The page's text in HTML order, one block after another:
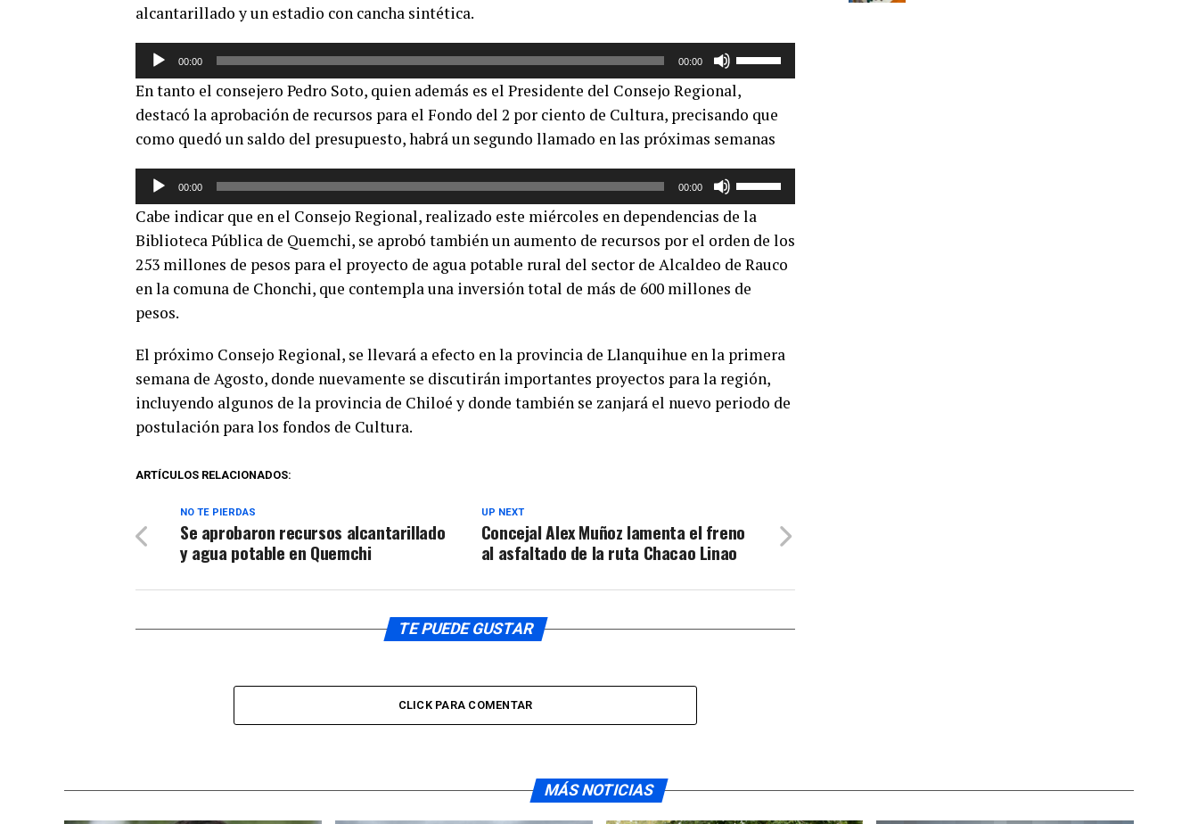
disminuir
el
volumen.
alcantarillado y un estadio con cancha sintética.
Reproductor
audio
00:00 00:00
teclas
de
flecha
para
aumentar
o
disminuir
el
volumen.
En tanto el consejero Pedro Soto, quien además es el Presidente del Consejo Regional,
destacó la aprobación de recursos para el Fondo del 2 por ciento de Cultura, precisando que
como quedó un saldo del presupuesto, habrá un segundo llamado en las próximas semanas
Reproductor
audio
00:00 00:00
teclas
de
flecha
arriba/abajo
o
disminuir
el
volumen.
Cabe indicar que en el Consejo Regional, realizado este miércoles en dependencias de la
Biblioteca Pública de Quemchi, se aprobó también un aumento de recursos por el orden de los
253 millones de pesos para el proyecto de agua potable rural del sector de Alcaldeo de Rauco
en la comuna de Chonchi, que contempla una inversión total de más de 600 millones de
pesos.
El próximo Consejo Regional, se llevará a efecto en la provincia de Llanquihue en la primera
semana de Agosto, donde nuevamente se discutirán importantes proyectos para la región,
incluyendo algunos de la provincia de Chiloé y donde también se zanjará el nuevo periodo de
postulación para los fondos de Cultura.
ARTÍCULOS RELACIONADOS:
UP NEXT
Concejal Alex Muñoz lamenta el freno
al asfaltado de la ruta Chacao Linao
NO TE PIERDAS
Se aprobaron recursos alcantarillado
y agua potable en Quemchi
TE PUEDE GUSTAR
CLICK PARA COMENTAR
MÁS NOTICIAS